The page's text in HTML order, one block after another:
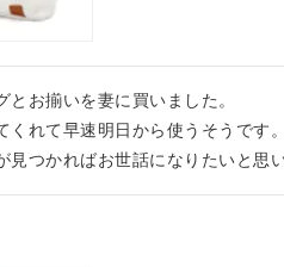
とお揃いを妻に買いました。
くれて早速明日から使うそうです。
見つかればお世話になりたいと思い